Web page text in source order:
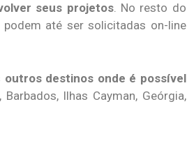
seus projetos. No resto do
até ser solicitadas on-line
outros destinos onde é possível
Ilhas Cayman, Geórgia,